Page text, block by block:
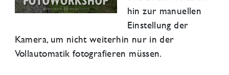
hin zur manuellen
Einstellung der
Kamera, um nicht weiterhin nur in der
Vollautomatik fotografieren müssen.